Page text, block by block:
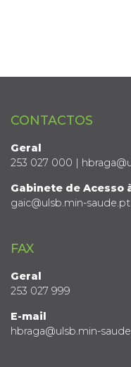
CONTACTOS
Geral
253 027 000 |
Gabinete de Acesso
gaic@ulsb.min-saude.pt
FAX
Geral
253 027 999
E-mail
hbraga@ulsb.min-